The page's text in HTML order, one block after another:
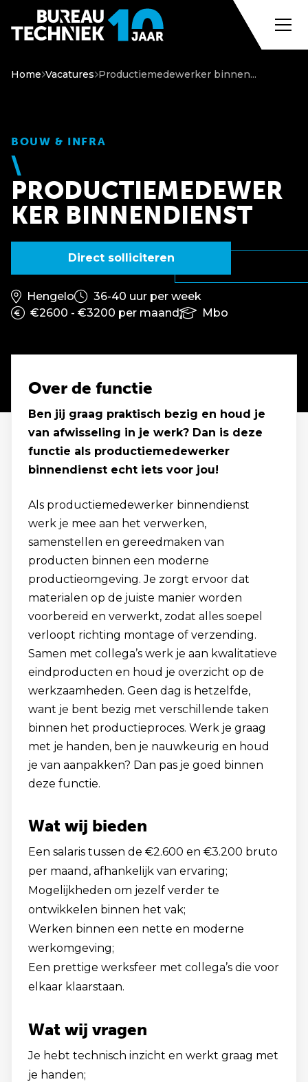
Home Vacatures Productiemedewerker binnen...
BOUW & INFRA
PRODUCTIEMEDEWER
KER BINNENDIENST
Direct solliciteren
Hengelo
36-40 uur per week
€2600 - €3200 per maand
Mbo
Over de functie
Ben jij graag praktisch bezig en houd je
van afwisseling in je werk? Dan is deze
functie als productiemedewerker
binnendienst echt iets voor jou!
Als productiemedewerker binnendienst
werk je mee aan het verwerken,
samenstellen en gereedmaken van
producten binnen een moderne
productieomgeving. Je zorgt ervoor dat
materialen op de juiste manier worden
voorbereid en verwerkt, zodat alles soepel
verloopt richting montage of verzending.
Samen met collega’s werk je aan kwalitatieve
eindproducten en houd je overzicht op de
werkzaamheden. Geen dag is hetzelfde,
want je bent bezig met verschillende taken
binnen het productieproces. Werk je graag
met je handen, ben je nauwkeurig en houd
je van aanpakken? Dan pas je goed binnen
deze functie.
Wat wij bieden
Een salaris tussen de €2.600 en €3.200 bruto
per maand, afhankelijk van ervaring;
Mogelijkheden om jezelf verder te
ontwikkelen binnen het vak;
Werken binnen een nette en moderne
werkomgeving;
Een prettige werksfeer met collega’s die voor
elkaar klaarstaan.
Wat wij vragen
Je hebt technisch inzicht en werkt graag met
je handen;